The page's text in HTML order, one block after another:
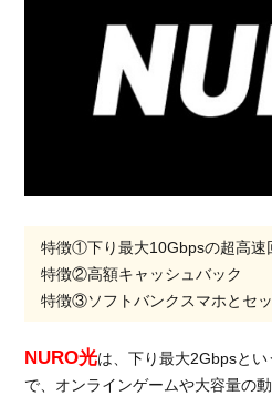
特徴①下り最大10Gbpsの超高速
特徴②高額キャッシュバック
特徴③ソフトバンクスマホとセッ
NURO光は、下り最大2Gbpsと
で、オンラインゲームや大容量の